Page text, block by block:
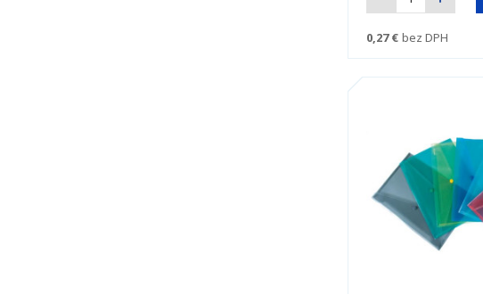
0,27 € bez DPH